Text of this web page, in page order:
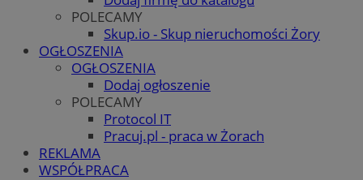
POLECAMY
Skup.io - Skup nieruchomości Żory
OGŁOSZENIA
OGŁOSZENIA
Dodaj ogłoszenie
POLECAMY
Protocol IT
Pracuj.pl - praca w Żorach
REKLAMA
WSPÓŁPRACA